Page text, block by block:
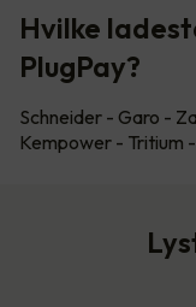
Hvilke
PlugPay?
Schneider - Garo -
Kempower - Tritium